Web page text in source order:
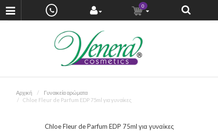
0
Αρχική
Γυναικεία αρώματα
Chloe Fleur de Parfum EDP 75ml για γυναίκες
Chloe Fleur de Parfum EDP 75ml για γυναίκες